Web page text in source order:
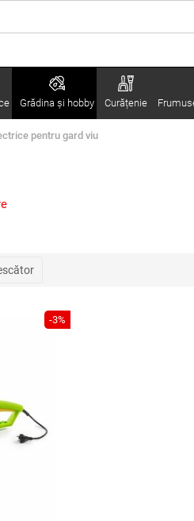
Grădina şi hobby Curățenie
pentru gard viu
-3%